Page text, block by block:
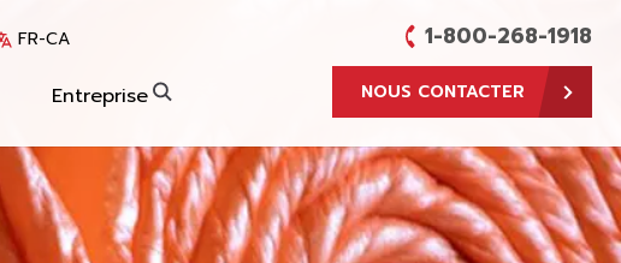
Entreprise
FR-CA 1-800-268-1918
NOUS CONTACTER